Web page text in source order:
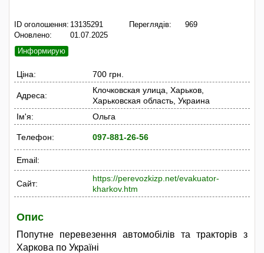
ID оголошення: 13135291
Оновлено:
01.07.2025
Переглядів: 969
Информирую
Ціна: 700 грн.
Адреса:
Клочковская улица, Харьков,
Харьковская область, Украина
Ім'я:
Ольга
Телефон: 097-881-26-56
Email:
Сайт:
https://perevozkizp.net/evakuator-
kharkov.htm
Опис
Попутне перевезення автомобілів та тракторів з
Харкова по Україні